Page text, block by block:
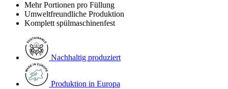
Mehr Portionen pro Füllung
Umweltfreundliche Produktion
Komplett spülmaschinenfest
Nachhaltig produziert
Produktion in Europa